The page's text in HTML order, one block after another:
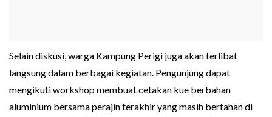
Selain diskusi, warga Kampung Perigi juga akan terlibat
langsung dalam berbagai kegiatan. Pengunjung dapat
mengikuti workshop membuat cetakan kue berbahan
aluminium bersama perajin terakhir yang masih bertahan di